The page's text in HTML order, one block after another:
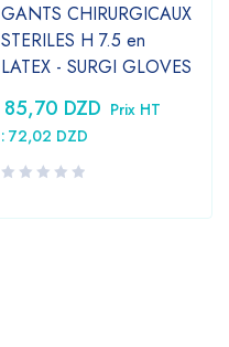
GANTS CHIRURGICAUX
STERILES H 7.5 en
LATEX - SURGI GLOVES
85,70 DZD Prix HT
: 72,02 DZD